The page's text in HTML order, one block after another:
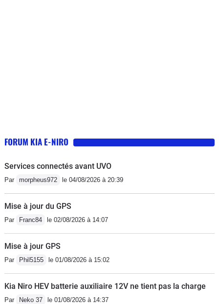
FORUM KIA E-NIRO
Services connectés avant UVO
Par morpheus972 le 04/08/2026 à 20:39
Mise à jour du GPS
Par Franc84 le 02/08/2026 à 14:07
Mise à jour GPS
Par Phil5155 le 01/08/2026 à 15:02
Kia Niro HEV batterie auxiliaire 12V ne tient pas la charge
Par Neko 37 le 01/08/2026 à 14:37